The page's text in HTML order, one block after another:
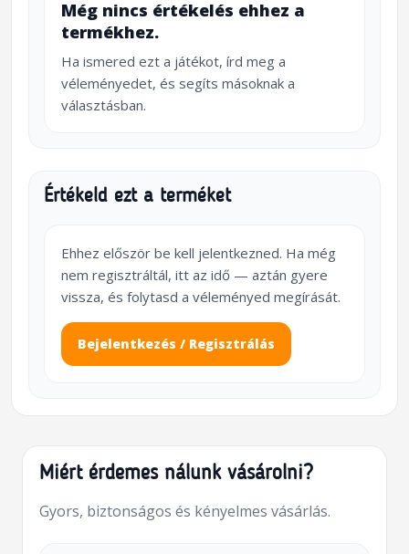
Még nincs értékelés ehhez a
termékhez.
Ha ismered ezt a játékot, írd meg a
véleményedet, és segíts másoknak a
választásban.
Értékeld ezt a terméket
Ehhez először be kell jelentkezned. Ha még
nem regisztráltál, itt az idő — aztán gyere
vissza, és folytasd a véleményed megírását.
Bejelentkezés / Regisztrálás
Miért érdemes nálunk vásárolni?
Gyors, biztonságos és kényelmes vásárlás.